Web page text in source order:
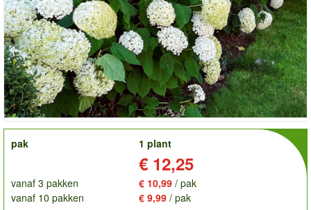
order
pak
1 plant
€ 12,25
vanaf 3 pakken € 10,99 / pak
vanaf 10 pakken
€ 9,99 / pak